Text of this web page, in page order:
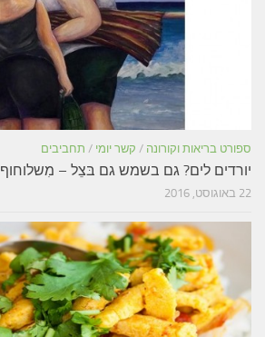
ספורט בריאות וקורונה / קשר יומי / תחביבים
יורדים לים? גם בשמש גם בּצֵל –
22 באוגוסט, 2016